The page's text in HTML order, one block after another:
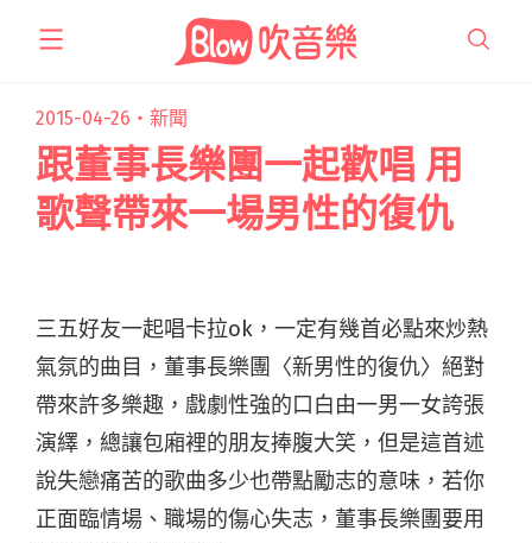
2015-04-26・ 新聞
跟董事長樂團一起歡唱 用
歌聲帶來一場男性的復仇
三五好友一起唱卡拉ok，一定有幾首必點來炒熱
氣氛的曲目，董事長樂團〈新男性的復仇〉絕對
帶來許多樂趣，戲劇性強的口白由一男一女誇張
演繹，總讓包廂裡的朋友捧腹大笑，但是這首述
說失戀痛苦的歌曲多少也帶點勵志的意味，若你
正面臨情場、職場的傷心失志，董事長樂團要用